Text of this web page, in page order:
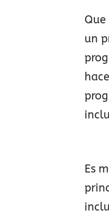
un
Es